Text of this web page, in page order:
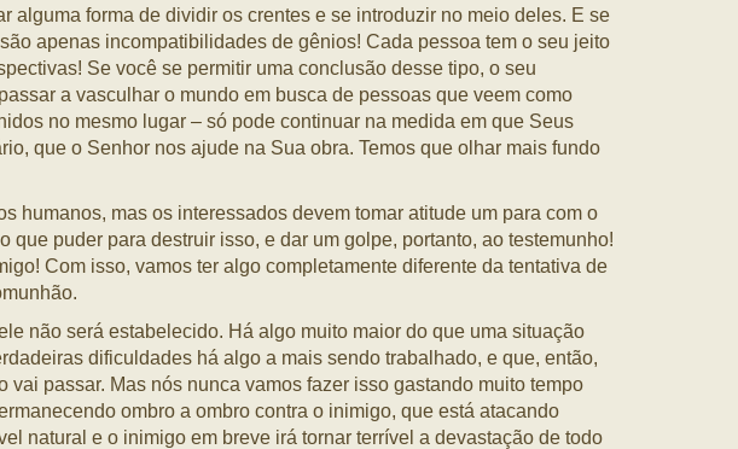
forma de dividir os crentes e se introduzir no meio deles. E se
apenas incompatibilidades de gênios! Cada pessoa tem o seu jeito
Se você se permitir uma conclusão desse tipo, o seu
a vasculhar o mundo em busca de pessoas que veem como
no mesmo lugar – só pode continuar na medida em que Seus
que o Senhor nos ajude na Sua obra. Temos que olhar mais fundo
humanos, mas os interessados devem tomar atitude um para com o
puder para destruir isso, e dar um golpe, portanto, ao testemunho!
Com isso, vamos ter algo completamente diferente da tentativa de
não será estabelecido. Há algo muito maior do que uma situação
dificuldades há algo a mais sendo trabalhado, e que, então,
passar. Mas nós nunca vamos fazer isso gastando muito tempo
ombro a ombro contra o inimigo, que está atacando
natural e o inimigo em breve irá tornar terrível a devastação de todo